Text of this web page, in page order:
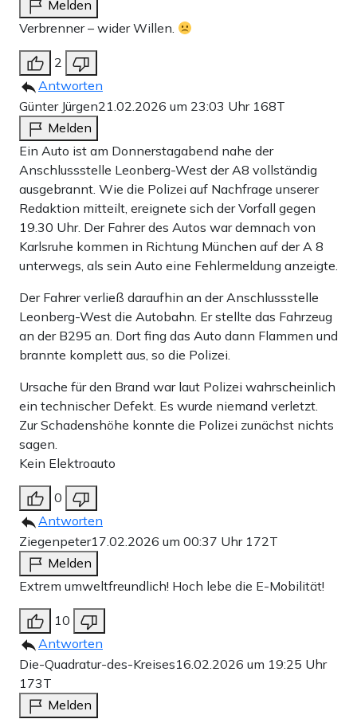
Melden
Verbrenner – wider Willen.
2
Antworten
Günter Jürgen21.02.2026 um 23:03 Uhr 168T
Melden
Ein Auto ist am Donnerstagabend nahe der
Anschlussstelle Leonberg-West der A8 vollständig
ausgebrannt. Wie die Polizei auf Nachfrage unserer
Redaktion mitteilt, ereignete sich der Vorfall gegen
19.30 Uhr. Der Fahrer des Autos war demnach von
Karlsruhe kommen in Richtung München auf der A 8
unterwegs, als sein Auto eine Fehlermeldung anzeigte.
Der Fahrer verließ daraufhin an der Anschlussstelle
Leonberg-West die Autobahn. Er stellte das Fahrzeug
an der B295 an. Dort fing das Auto dann Flammen und
brannte komplett aus, so die Polizei.
Ursache für den Brand war laut Polizei wahrscheinlich
ein technischer Defekt. Es wurde niemand verletzt.
Zur Schadenshöhe konnte die Polizei zunächst nichts
sagen.
Kein Elektroauto
0
Antworten
Ziegenpeter17.02.2026 um 00:37 Uhr 172T
Melden
Extrem umweltfreundlich! Hoch lebe die E-Mobilität!
10
Antworten
Die-Quadratur-des-Kreises16.02.2026 um 19:25 Uhr
173T
Melden